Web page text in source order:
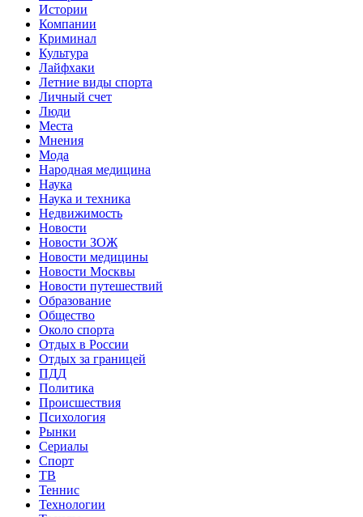
Истории
Компании
Криминал
Культура
Лайфхаки
Летние виды спорта
Личный счет
Люди
Места
Мнения
Мода
Народная медицина
Наука
Наука и техника
Недвижимость
Новости
Новости ЗОЖ
Новости медицины
Новости Москвы
Новости путешествий
Образование
Общество
Около спорта
Отдых в России
Отдых за границей
ПДД
Политика
Происшествия
Психология
Рынки
Сериалы
Спорт
ТВ
Теннис
Технологии